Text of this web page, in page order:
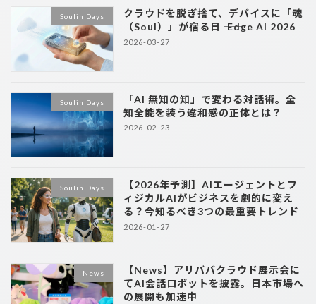
Soulin Days
クラウドを脱ぎ捨て、デバイスに「魂
（Soul）」が宿る日 ―― Edge AI 2026
2026-03-27
Soulin Days
「AI 無知の知」で変わる対話術。全
知全能を装う違和感の正体とは？
2026-02-23
Soulin Days
【2026年予測】AIエージェントとフ
ィジカルAIがビジネスを劇的に変え
る？今知るべき3つの最重要トレンド
2026-01-27
News
【News】アリババクラウド展示会に
てAI会話ロボットを披露。日本市場へ
の展開も加速中